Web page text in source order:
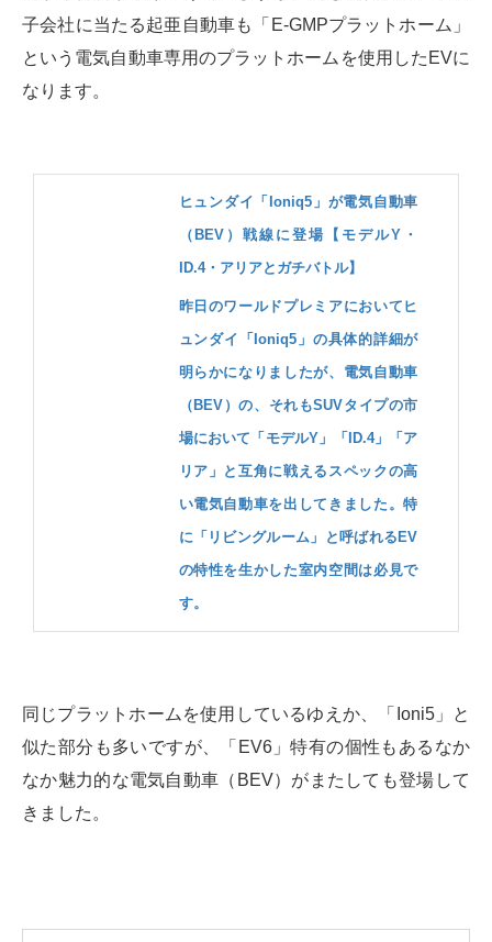
子会社に当たる起亜自動車も「E-GMPプラットホーム」
という電気自動車専用のプラットホームを使用したEVに
なります。
ヒュンダイ「Ioniq5」が電気自動車
（BEV）戦線に登場【モデルY・
ID.4・アリアとガチバトル】
昨日のワールドプレミアにおいてヒ
ュンダイ「Ioniq5」の具体的詳細が
明らかになりましたが、電気自動車
（BEV）の、それもSUVタイプの市
場において「モデルY」「ID.4」「ア
リア」と互角に戦えるスペックの高
い電気自動車を出してきました。特
に「リビングルーム」と呼ばれるEV
の特性を生かした室内空間は必見で
す。
同じプラットホームを使用しているゆえか、「Ioni5」と
似た部分も多いですが、「EV6」特有の個性もあるなか
なか魅力的な電気自動車（BEV）がまたしても登場して
きました。